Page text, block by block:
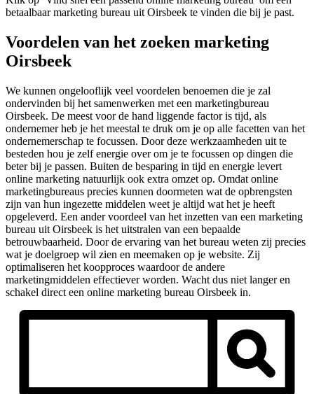
betaalbaar marketing bureau uit Oirsbeek te vinden die bij je past.
Voordelen van het zoeken marketing
Oirsbeek
We kunnen ongelooflijk veel voordelen benoemen die je zal
ondervinden bij het samenwerken met een marketingbureau
Oirsbeek. De meest voor de hand liggende factor is tijd, als
ondernemer heb je het meestal te druk om je op alle facetten van het
ondernemerschap te focussen. Door deze werkzaamheden uit te
besteden hou je zelf energie over om je te focussen op dingen die
beter bij je passen. Buiten de besparing in tijd en energie levert
online marketing natuurlijk ook extra omzet op. Omdat online
marketingbureaus precies kunnen doormeten wat de opbrengsten
zijn van hun ingezette middelen weet je altijd wat het je heeft
opgeleverd. Een ander voordeel van het inzetten van een marketing
bureau uit Oirsbeek is het uitstralen van een bepaalde
betrouwbaarheid. Door de ervaring van het bureau weten zij precies
wat je doelgroep wil zien en meemaken op je website. Zij
optimaliseren het koopproces waardoor de andere
marketingmiddelen effectiever worden. Wacht dus niet langer en
schakel direct een online marketing bureau Oirsbeek in.